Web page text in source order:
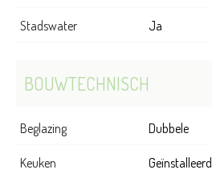
Stadswater Ja
BOUWTECHNISCH
Beglazing Dubbele
Keuken Geïnstalleerd